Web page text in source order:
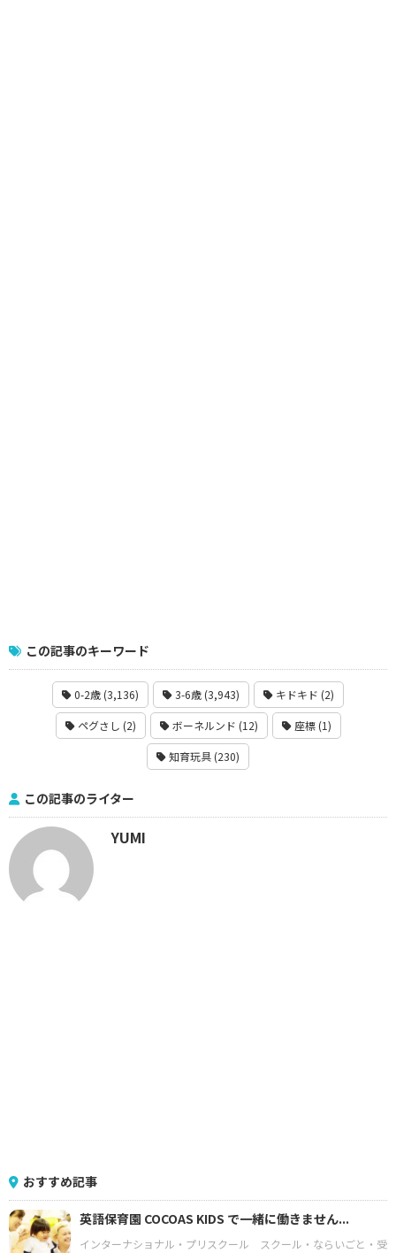
この記事のキーワード
0-2歳 (3,136) 3-6歳 (3,943) キドキド (2)
ペグさし (2) ボーネルンド (12) 座標 (1)
知育玩具 (230)
この記事のライター
YUMI
おすすめ記事
英語保育園 COCOAS KIDS で一緒に働きません...
インターナショナル・プリスクール
スクール・ならいごと・受